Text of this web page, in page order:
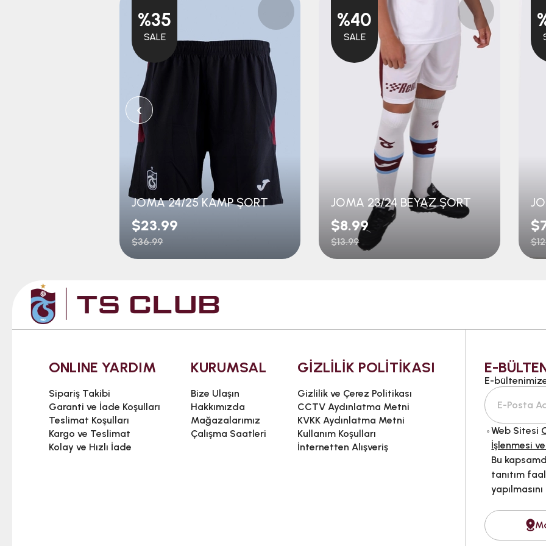
JOMA 24/25 KAMP ŞORT
$23.99
$36.99
%35
SALE
JOMA 23/24 BEYAZ ŞORT
$8.99
$13.99
%40
SALE
‹
ONLINE YARDIM
Sipariş Takibi
Garanti ve İade Koşulları
Teslimat Koşulları
Kargo ve Teslimat
Kolay ve Hızlı İade
KURUMSAL
Bize Ulaşın
Hakkımızda
Mağazalarımız
Çalışma Saatleri
GİZLİLİK POLİTİKASI
Gizlilik ve Çerez Politikası
CCTV Aydınlatma Metni
KVKK Aydınlatma Metni
Kullanım Koşulları
İnternetten Alışveriş
E-
E-
Web Sitesi
İşlenmesi
Bu
tanıtım